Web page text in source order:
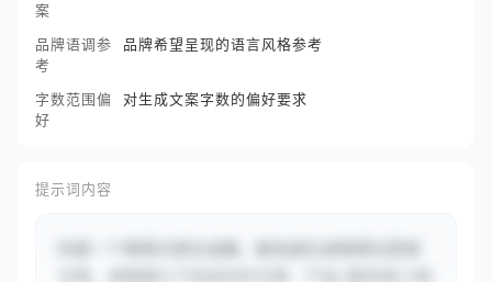
案
品牌语调参
考
品牌希望呈现的语言风格参考
字数范围偏
好
对生成文案字数的偏好要求
提示词内容